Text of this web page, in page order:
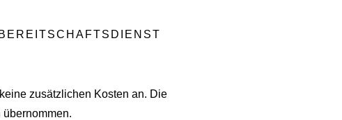
zusätzlichen Kosten an. Die